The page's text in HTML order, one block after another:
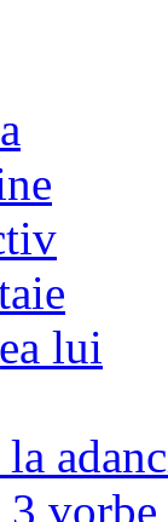
lui
la
vorbe